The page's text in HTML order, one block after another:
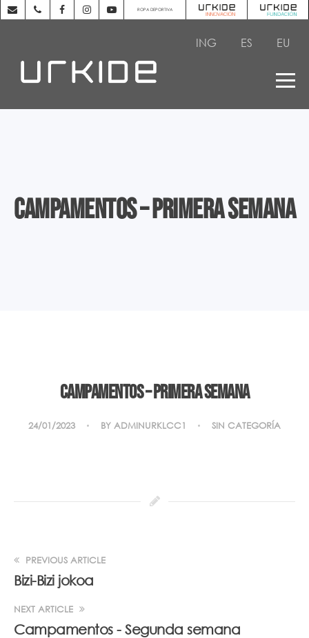
ROPA DEPORTIVA
ING ES EU
Campamentos – Primera semana
Campamentos – Primera semana
24/01/2023 BY ADMINURKLCC1 SIN CATEGORÍA
PREVIOUS ARTICLE
Bizi-Bizi jokoa
NEXT ARTICLE
Campamentos - Segunda semana